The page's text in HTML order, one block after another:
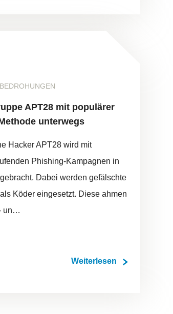
BEDROHUNGEN
APT28 mit populärer
unterwegs
Hacker APT28 wird mit
Phishing-Kampagnen in
Dabei werden gefälschte
Köder eingesetzt. Diese ahmen
un…
Weiterlesen